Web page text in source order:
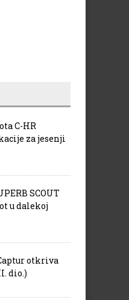
C-HR
za jesenji
SCOUT
u dalekoj
otkriva
dio.)